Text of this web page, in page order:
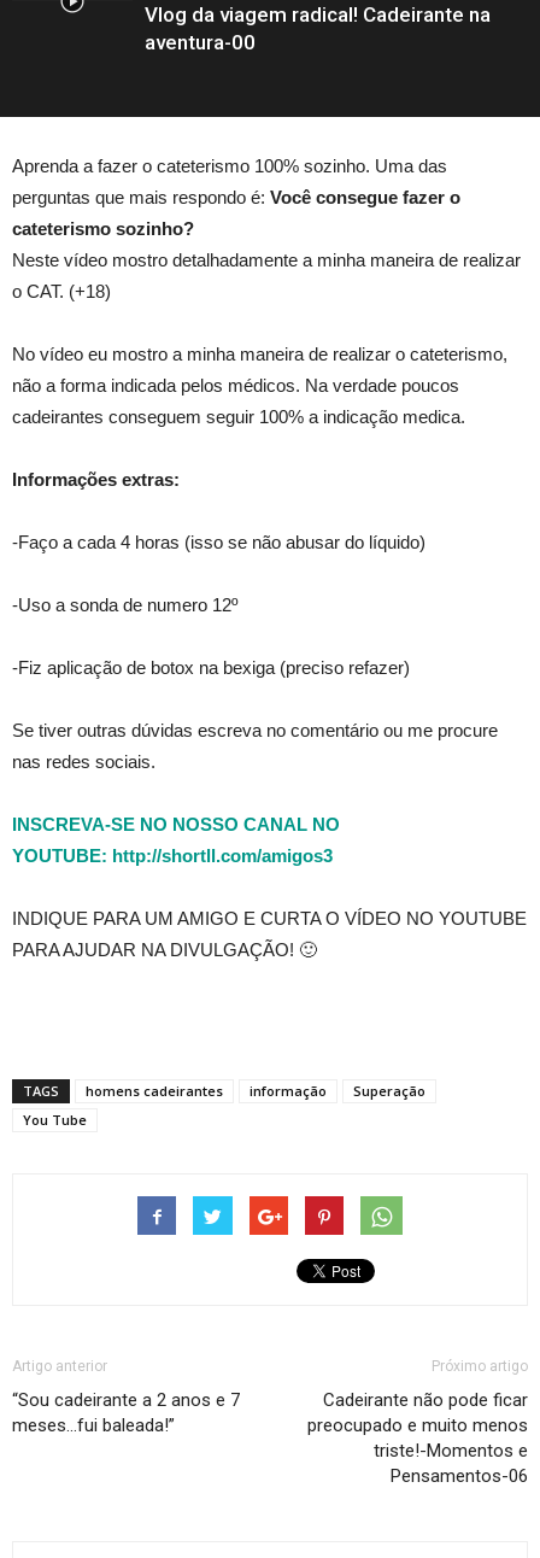
Vlog da viagem radical! Cadeirante na
aventura-00
Aprenda a fazer o cateterismo 100% sozinho. Uma das
perguntas que mais respondo é: Você consegue fazer o
cateterismo sozinho?
Neste vídeo mostro detalhadamente a minha maneira de realizar
o CAT. (+18)
No vídeo eu mostro a minha maneira de realizar o cateterismo,
não a forma indicada pelos médicos. Na verdade poucos
cadeirantes conseguem seguir 100% a indicação medica.
Informações extras:
-Faço a cada 4 horas (isso se não abusar do líquido)
-Uso a sonda de numero 12º
-Fiz aplicação de botox na bexiga (preciso refazer)
Se tiver outras dúvidas escreva no comentário ou me procure
nas redes sociais.
INSCREVA-SE NO NOSSO CANAL NO
YOUTUBE: http://shortll.com/amigos3
INDIQUE PARA UM AMIGO E CURTA O VÍDEO NO YOUTUBE
PARA AJUDAR NA DIVULGAÇÃO! 🙂
TAGS homens cadeirantes informação
Superação
You Tube
Artigo anterior
“Sou cadeirante a 2 anos e 7
meses…fui baleada!”
Próximo artigo
Cadeirante não pode ficar
preocupado e muito menos
triste!-Momentos e
Pensamentos-06